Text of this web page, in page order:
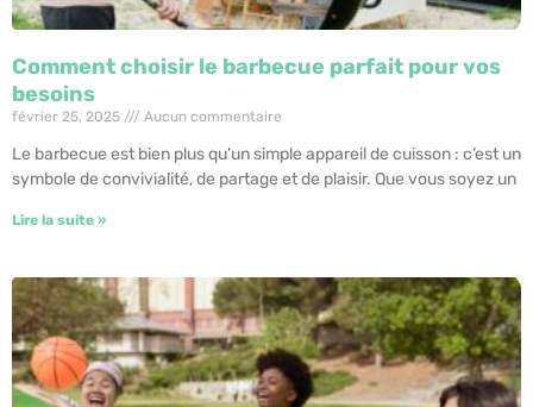
Comment choisir le barbecue parfait pour vos
besoins
février 25, 2025 Aucun commentaire
Le barbecue est bien plus qu’un simple appareil de cuisson : c’est un
symbole de convivialité, de partage et de plaisir. Que vous soyez un
Lire la suite »